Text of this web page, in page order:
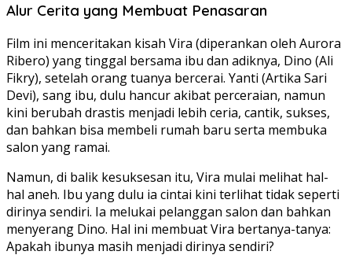
Alur Cerita yang Membuat Penasaran
Film ini menceritakan kisah Vira (diperankan oleh Aurora
Ribero) yang tinggal bersama ibu dan adiknya, Dino (Ali
Fikry), setelah orang tuanya bercerai. Yanti (Artika Sari
Devi), sang ibu, dulu hancur akibat perceraian, namun
kini berubah drastis menjadi lebih ceria, cantik, sukses,
dan bahkan bisa membeli rumah baru serta membuka
salon yang ramai.
Namun, di balik kesuksesan itu, Vira mulai melihat hal-
hal aneh. Ibu yang dulu ia cintai kini terlihat tidak seperti
dirinya sendiri. Ia melukai pelanggan salon dan bahkan
menyerang Dino. Hal ini membuat Vira bertanya-tanya:
Apakah ibunya masih menjadi dirinya sendiri?